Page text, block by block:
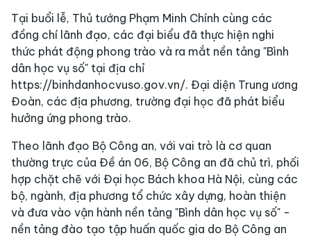
Tại buổi lễ, Thủ tướng Phạm Minh Chính cùng các
đồng chí lãnh đạo, các đại biểu đã thực hiện nghi
thức phát động phong trào và ra mắt nền tảng "Bình
dân học vụ số" tại địa chỉ
https://binhdanhocvuso.gov.vn/. Đại diện Trung ương
Đoàn, các địa phương, trường đại học đã phát biểu
hưởng ứng phong trào.
Theo lãnh đạo Bộ Công an, với vai trò là cơ quan
thường trực của Đề án 06, Bộ Công an đã chủ trì, phối
hợp chặt chẽ với Đại học Bách khoa Hà Nội, cùng các
bộ, ngành, địa phương tổ chức xây dựng, hoàn thiện
và đưa vào vận hành nền tảng "Bình dân học vụ số" -
nền tảng đào tạo tập huấn quốc gia do Bộ Công an